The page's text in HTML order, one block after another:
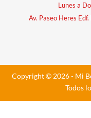
Lunes a
Av. Paseo Heres
Copyright © 2026 - Mi
Todos